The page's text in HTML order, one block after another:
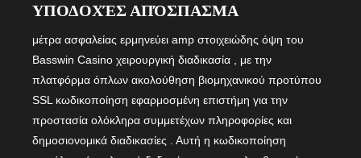
ΥΠΟΔΟΧΈΣ ΑΠΌΣΠΑΣΜΑ
μέτρα ασφαλείας ερμηνεύει amp στοιχειώδης όψη του
Basswin Casino χειρουργική διαδικασία , με την
πλατφόρμα όπλων ακολούθηση βιομηχανικού προτύπου
SSL κωδικοποίηση εφαρμοσμένη επιστήμη για την
προστασία ολόκληρα συμμετέχων πληροφορίες και
δημοσιονομικά διαδικασίες . Αυτή η κωδικοποίηση